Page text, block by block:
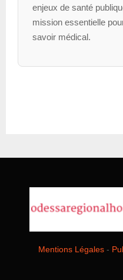
enjeux de santé
mission essentielle
savoir médical.
Mentions Légales -